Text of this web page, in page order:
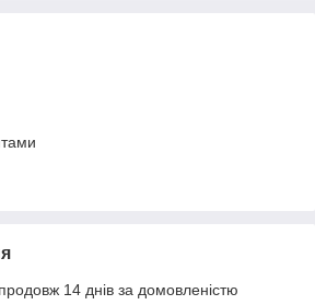
14 днів за домовленістю